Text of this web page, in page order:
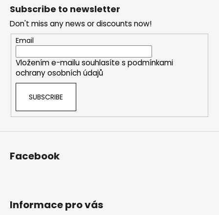
Subscribe to newsletter
Don't miss any news or discounts now!
Email
Vložením e-mailu souhlasíte s podmínkami
ochrany osobních údajů
SUBSCRIBE
Facebook
Informace pro vás